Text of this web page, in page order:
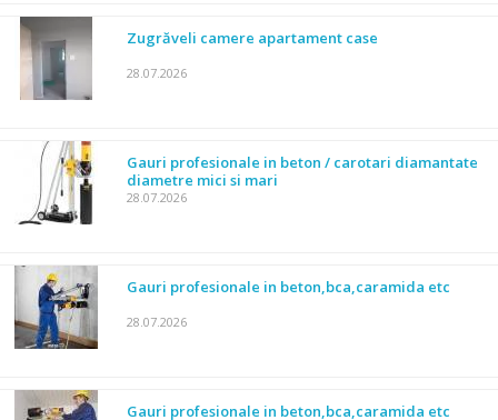
Zugrăveli camere apartament case
28.07.2026
Gauri profesionale in beton / carotari diamantate
diametre mici si mari
28.07.2026
Gauri profesionale in beton,bca,caramida etc
28.07.2026
Gauri profesionale in beton,bca,caramida etc